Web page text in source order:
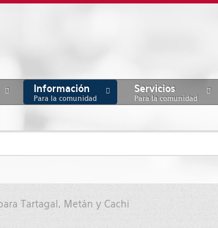
Información
Para la comunidad
Servicios
Para la comunidad
Tartagal, Metán y Cachi